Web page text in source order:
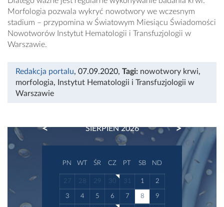
Morfologia pozwala wykryć nowotwory we wczesnym
stadium – przypomina w Światowym Miesiącu Świadomości
Nowotworów Instytut Hematologii i Transfuzjologii w
Warszawie.
Redakcja portalu, 07.09.2020, Tagi: nowotwory krwi,
morfologia,
Instytut Hematologii i Transfuzjologii w
Warszawie
SIERPIEŃ 2026
PREVIOUS NEXT
PN WT ŚR CZ PT SB ND
27 28 29 30 31 1 2
3 4 5 6 7 8 9